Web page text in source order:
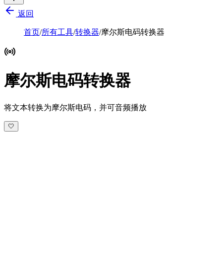
返回
首页/所有工具/转换器/摩尔斯电码转换器
摩尔斯电码转换器
将文本转换为摩尔斯电码，并可音频播放
🤍